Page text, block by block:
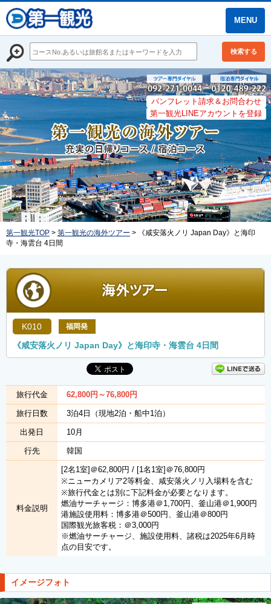
MENU
検索する
パンフレット請求＆お問合わせ
第一観光LINEアカウントを登録
第一観光TOP > 第一観光の海外ツアー > 《咸安落火ノリ Japan Day》と海印
寺・海雲台 4日間
K010 福岡発
《咸安落火ノリ Japan Day》と海印寺・海雲台 4日間
旅行代金 62,800円 ～76,800円
旅行日数 3泊4日（現地2泊・船中1泊）
出発日 10月
行先 韓国
料金説明
[2名1室]＠62,800円 / [1名1室]＠76,800円
※ニューカメリア2等料金、咸安落火ノリ入場料を含む
※旅行代金とは別に下記料金が必要となります。
燃油サーチャージ：博多港＠1,700円、釜山港＠1,900円
港施設使用料：博多港＠500円、釜山港＠800円
国際観光旅客税：＠3,000円
※燃油サーチャージ、施設使用料、諸税は2025年6月時
点の目安です。
イメージフォト